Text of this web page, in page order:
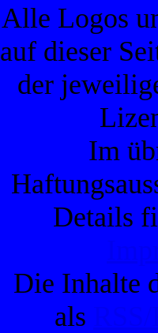
Alle Logos
auf dieser
der
Im
Details
Die Inhalte
als